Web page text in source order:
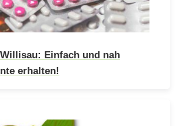
Einfach und nah
erhalten!